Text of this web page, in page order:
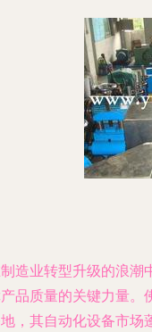
造业转型升级的浪潮
品质量的关键力量。
，其自动化设备市场